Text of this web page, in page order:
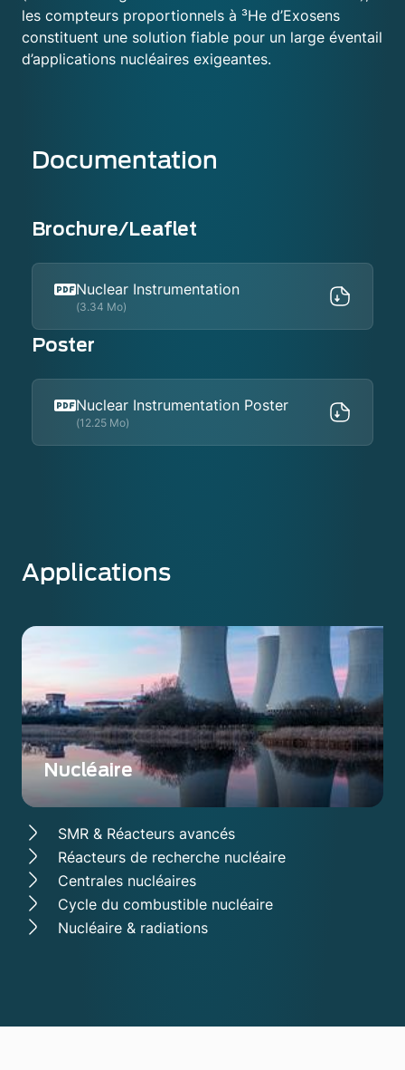
les compteurs proportionnels à ³He d’Exosens
constituent une solution fiable pour un large éventail
d’applications nucléaires exigeantes.
Documentation
Brochure/Leaflet
Nuclear Instrumentation
(3.34 Mo)
Poster
Nuclear Instrumentation Poster
(12.25 Mo)
Applications
Nucléaire
SMR & Réacteurs avancés
Réacteurs de recherche nucléaire
Centrales nucléaires
Cycle du combustible nucléaire
Nucléaire & radiations